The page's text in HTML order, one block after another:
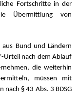
Fortschritte in der
Übermittlung von
Bund und Ländern
Urteil nach dem Ablauf
die weiterhin
müssen mit
§ 43 Abs. 3 BDSG